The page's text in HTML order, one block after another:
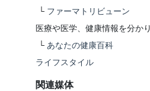
└ ファーマトリビューン
医療や医学、健康情報を分か
└ あなたの健康百科
ライフスタイル
関連媒体